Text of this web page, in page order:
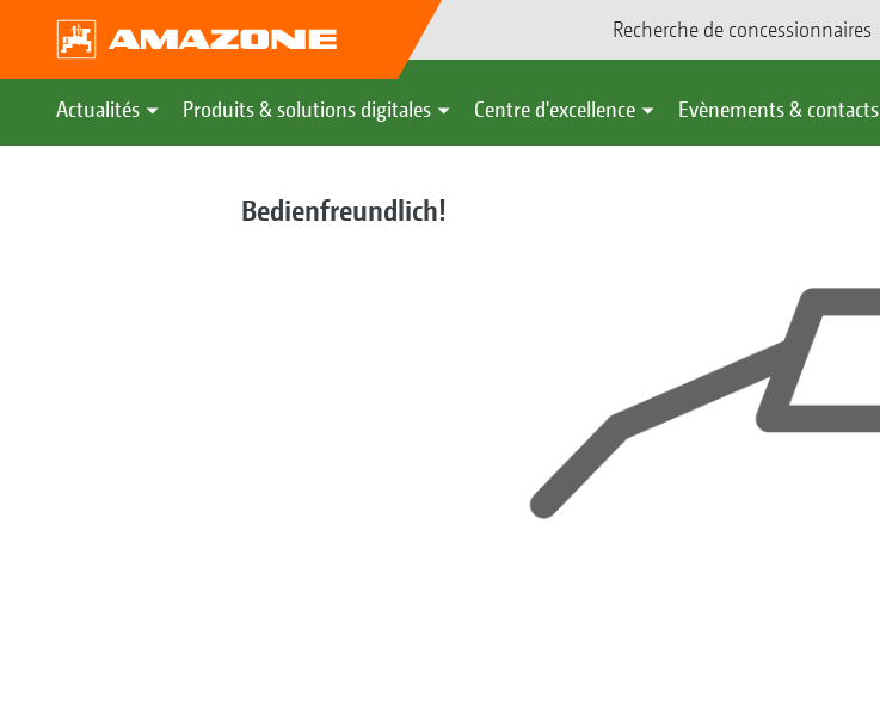
Recherche de concessionnaires
Actualités Produits & solutions digitales Centre d'excellence Evènements & contacts
Bedienfreundlich!